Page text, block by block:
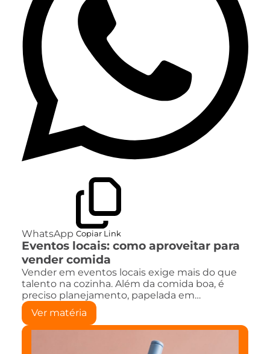
WhatsApp Copiar Link
Eventos locais: como aproveitar para
vender comida
Vender em eventos locais exige mais do que
talento na cozinha. Além da comida boa, é
preciso planejamento, papelada em…
Ver matéria